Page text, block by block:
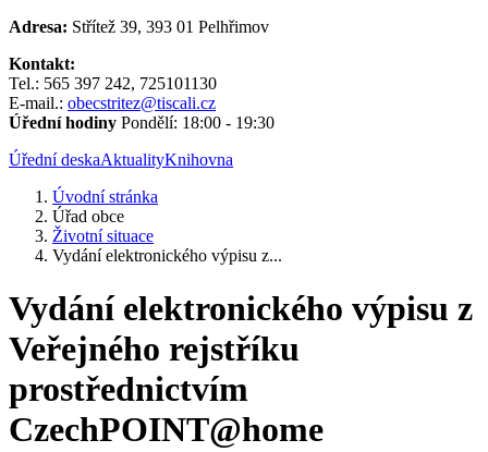
Adresa: Střítež 39, 393 01 Pelhřimov
Kontakt:
Tel.: 565 397 242, 725101130
E-mail.: obecstritez@tiscali.cz
Úřední hodiny Pondělí: 18:00 - 19:30
Úřední deskaAktualityKnihovna
Úvodní stránka
Úřad obce
Životní situace
Vydání elektronického výpisu z...
Vydání elektronického výpisu z
Veřejného rejstříku
prostřednictvím
CzechPOINT@home